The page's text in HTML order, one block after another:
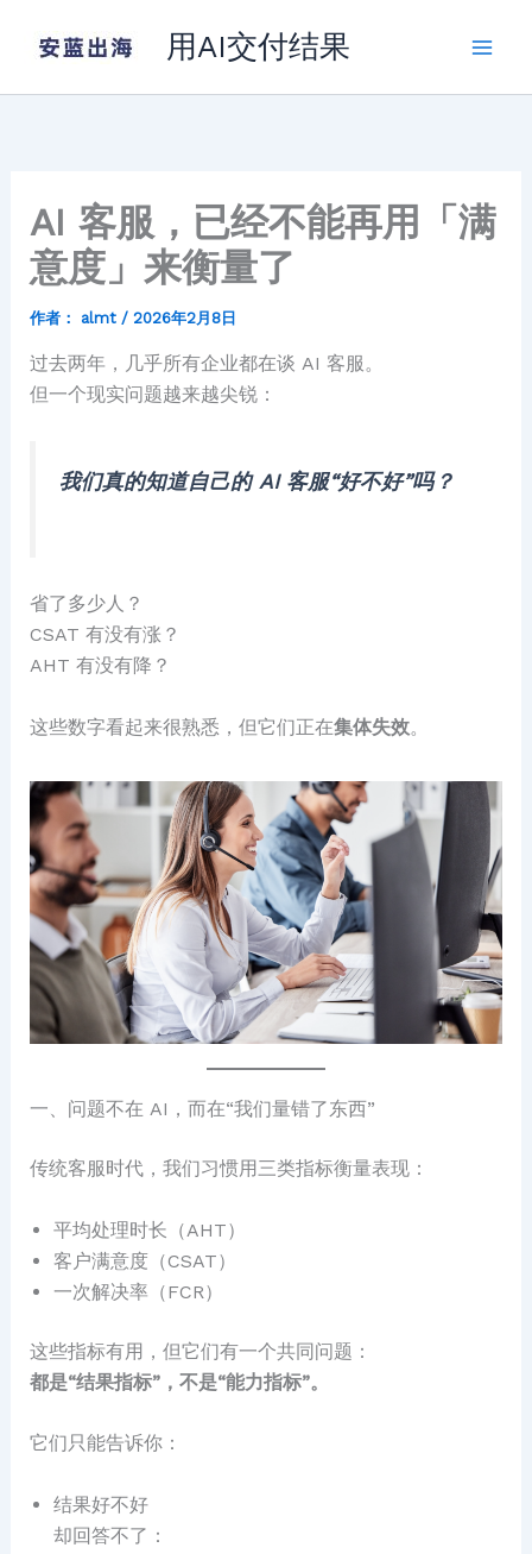
用AI交付结果
AI 客服，已经不能再用「满
意度」来衡量了
作者： almt / 2026年2月8日
过去两年，几乎所有企业都在谈 AI 客服。
但一个现实问题越来越尖锐：
我们真的知道自己的 AI 客服“好不好”吗？
省了多少人？
CSAT 有没有涨？
AHT 有没有降？
这些数字看起来很熟悉，但它们正在集体失效。
一、问题不在 AI，而在“我们量错了东西”
传统客服时代，我们习惯用三类指标衡量表现：
平均处理时长（AHT）
客户满意度（CSAT）
一次解决率（FCR）
这些指标有用，但它们有一个共同问题：
都是“结果指标”，不是“能力指标”。
它们只能告诉你：
结果好不好
却回答不了：